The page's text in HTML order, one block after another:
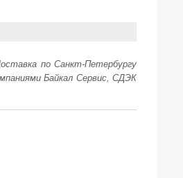
по Санкт-Петербургу
Байкал Сервис, СДЭК